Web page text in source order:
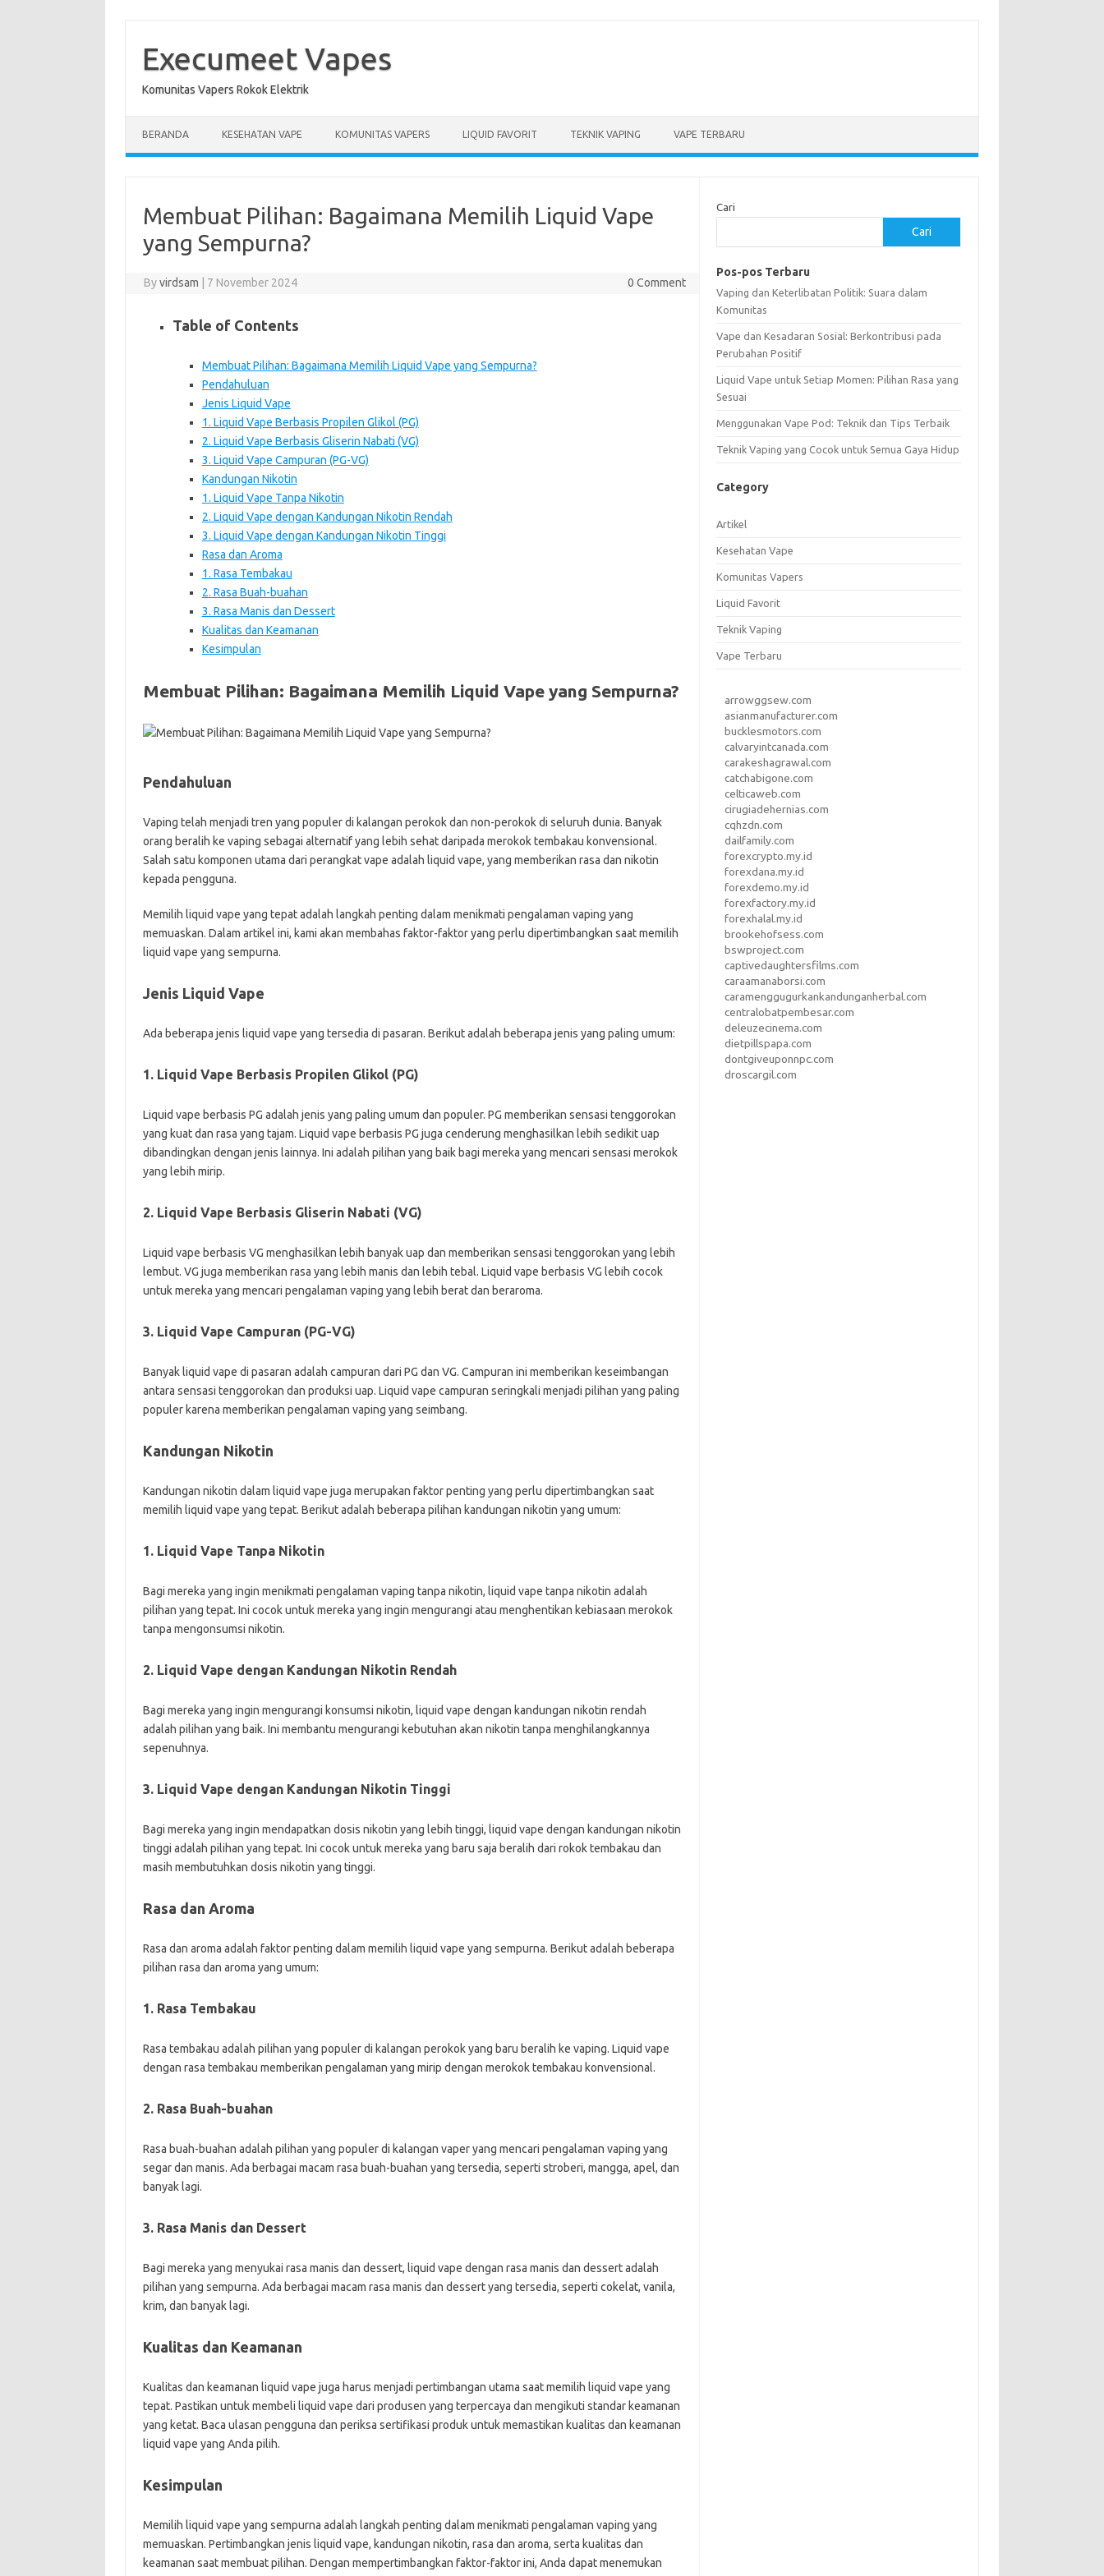
contentExecumeet Vapes
Komunitas Vapers Rokok Elektrik
BERANDA KESEHATAN VAPE KOMUNITAS VAPERS LIQUID FAVORIT TEKNIK VAPING VAPE TERBARU
Membuat Pilihan: Bagaimana Memilih Liquid Vape
yang Sempurna?
Byvirdsam 7 November 2024 0 Comment
Table of Contents
Membuat Pilihan: Bagaimana Memilih Liquid Vape yang Sempurna?
Pendahuluan
Jenis Liquid Vape
1. Liquid Vape Berbasis Propilen Glikol (PG)
2. Liquid Vape Berbasis Gliserin Nabati (VG)
3. Liquid Vape Campuran (PG-VG)
Kandungan Nikotin
1. Liquid Vape Tanpa Nikotin
2. Liquid Vape dengan Kandungan Nikotin Rendah
3. Liquid Vape dengan Kandungan Nikotin Tinggi
Rasa dan Aroma
1. Rasa Tembakau
2. Rasa Buah-buahan
3. Rasa Manis dan Dessert
Kualitas dan Keamanan
Kesimpulan
Membuat Pilihan: Bagaimana Memilih Liquid Vape yang Sempurna?
Pendahuluan
Vaping telah menjadi tren yang populer di kalangan perokok dan non-perokok di seluruh dunia. Banyak
orang beralih ke vaping sebagai alternatif yang lebih sehat daripada merokok tembakau konvensional.
Salah satu komponen utama dari perangkat vape adalah liquid vape, yang memberikan rasa dan nikotin
kepada pengguna.
Memilih liquid vape yang tepat adalah langkah penting dalam menikmati pengalaman vaping yang
memuaskan. Dalam artikel ini, kami akan membahas faktor-faktor yang perlu dipertimbangkan saat memilih
liquid vape yang sempurna.
Jenis Liquid Vape
Ada beberapa jenis liquid vape yang tersedia di pasaran. Berikut adalah beberapa jenis yang paling umum:
1. Liquid Vape Berbasis Propilen Glikol (PG)
Liquid vape berbasis PG adalah jenis yang paling umum dan populer. PG memberikan sensasi tenggorokan
yang kuat dan rasa yang tajam. Liquid vape berbasis PG juga cenderung menghasilkan lebih sedikit uap
dibandingkan dengan jenis lainnya. Ini adalah pilihan yang baik bagi mereka yang mencari sensasi merokok
yang lebih mirip.
2. Liquid Vape Berbasis Gliserin Nabati (VG)
Liquid vape berbasis VG menghasilkan lebih banyak uap dan memberikan sensasi tenggorokan yang lebih
lembut. VG juga memberikan rasa yang lebih manis dan lebih tebal. Liquid vape berbasis VG lebih cocok
untuk mereka yang mencari pengalaman vaping yang lebih berat dan beraroma.
3. Liquid Vape Campuran (PG-VG)
Banyak liquid vape di pasaran adalah campuran dari PG dan VG. Campuran ini memberikan keseimbangan
antara sensasi tenggorokan dan produksi uap. Liquid vape campuran seringkali menjadi pilihan yang paling
populer karena memberikan pengalaman vaping yang seimbang.
Kandungan Nikotin
Kandungan nikotin dalam liquid vape juga merupakan faktor penting yang perlu dipertimbangkan saat
memilih liquid vape yang tepat. Berikut adalah beberapa pilihan kandungan nikotin yang umum:
1. Liquid Vape Tanpa Nikotin
Bagi mereka yang ingin menikmati pengalaman vaping tanpa nikotin, liquid vape tanpa nikotin adalah
pilihan yang tepat. Ini cocok untuk mereka yang ingin mengurangi atau menghentikan kebiasaan merokok
tanpa mengonsumsi nikotin.
2. Liquid Vape dengan Kandungan Nikotin Rendah
Bagi mereka yang ingin mengurangi konsumsi nikotin, liquid vape dengan kandungan nikotin rendah
adalah pilihan yang baik. Ini membantu mengurangi kebutuhan akan nikotin tanpa menghilangkannya
sepenuhnya.
3. Liquid Vape dengan Kandungan Nikotin Tinggi
Bagi mereka yang ingin mendapatkan dosis nikotin yang lebih tinggi, liquid vape dengan kandungan nikotin
tinggi adalah pilihan yang tepat. Ini cocok untuk mereka yang baru saja beralih dari rokok tembakau dan
masih membutuhkan dosis nikotin yang tinggi.
Rasa dan Aroma
Rasa dan aroma adalah faktor penting dalam memilih liquid vape yang sempurna. Berikut adalah beberapa
pilihan rasa dan aroma yang umum:
1. Rasa Tembakau
Rasa tembakau adalah pilihan yang populer di kalangan perokok yang baru beralih ke vaping. Liquid vape
dengan rasa tembakau memberikan pengalaman yang mirip dengan merokok tembakau konvensional.
2. Rasa Buah-buahan
Rasa buah-buahan adalah pilihan yang populer di kalangan vaper yang mencari pengalaman vaping yang
segar dan manis. Ada berbagai macam rasa buah-buahan yang tersedia, seperti stroberi, mangga, apel, dan
banyak lagi.
3. Rasa Manis dan Dessert
Bagi mereka yang menyukai rasa manis dan dessert, liquid vape dengan rasa manis dan dessert adalah
pilihan yang sempurna. Ada berbagai macam rasa manis dan dessert yang tersedia, seperti cokelat, vanila,
krim, dan banyak lagi.
Kualitas dan Keamanan
Kualitas dan keamanan liquid vape juga harus menjadi pertimbangan utama saat memilih liquid vape yang
tepat. Pastikan untuk membeli liquid vape dari produsen yang terpercaya dan mengikuti standar keamanan
yang ketat. Baca ulasan pengguna dan periksa sertifikasi produk untuk memastikan kualitas dan keamanan
liquid vape yang Anda pilih.
Kesimpulan
Memilih liquid vape yang sempurna adalah langkah penting dalam menikmati pengalaman vaping yang
memuaskan. Pertimbangkan jenis liquid vape, kandungan nikotin, rasa dan aroma, serta kualitas dan
keamanan saat membuat pilihan. Dengan mempertimbangkan faktor-faktor ini, Anda dapat menemukan
Cari
Cari
Pos-pos Terbaru
Vaping dan Keterlibatan Politik: Suara dalam
Komunitas
Vape dan Kesadaran Sosial: Berkontribusi pada
Perubahan Positif
Liquid Vape untuk Setiap Momen: Pilihan Rasa yang
Sesuai
Menggunakan Vape Pod: Teknik dan Tips Terbaik
Teknik Vaping yang Cocok untuk Semua Gaya Hidup
Category
Artikel
Kesehatan Vape
Komunitas Vapers
Liquid Favorit
Teknik Vaping
Vape Terbaru
arrowggsew.com
asianmanufacturer.com
bucklesmotors.com
calvaryintcanada.com
carakeshagrawal.com
catchabigone.com
celticaweb.com
cirugiadehernias.com
cqhzdn.com
dailfamily.com
forexcrypto.my.id
forexdana.my.id
forexdemo.my.id
forexfactory.my.id
forexhalal.my.id
brookehofsess.com
bswproject.com
captivedaughtersfilms.com
caraamanaborsi.com
caramenggugurkankandunganherbal.com
centralobatpembesar.com
deleuzecinema.com
dietpillspapa.com
dontgiveuponnpc.com
droscargil.com